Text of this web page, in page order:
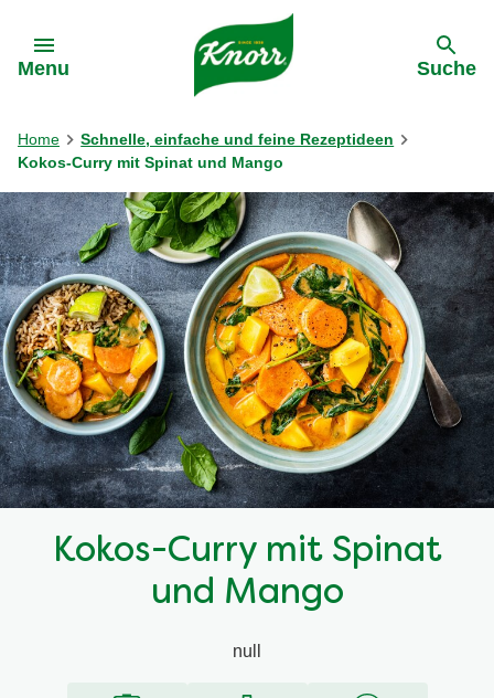
Menu Suche
Home
Schnelle, einfache und feine Rezeptideen
Kokos-Curry mit Spinat und Mango
Kokos-Curry mit Spinat
und Mango
null